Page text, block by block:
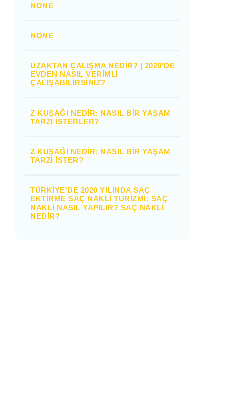
NONE
NONE
UZAKTAN ÇALIŞMA NEDIR? | 2020'DE
EVDEN NASIL VERIMLI
ÇALIŞABILIRSINIZ?
Z KUŞAĞI NEDIR: NASIL BIR YAŞAM
TARZI İSTERLER?
Z KUŞAĞI NEDIR: NASIL BIR YAŞAM
TARZI İSTER?
TÜRKIYE'DE 2020 YILINDA SAÇ
EKTIRME SAÇ NAKLI TURIZMI: SAÇ
NAKLI NASIL YAPILIR? SAÇ NAKLI
NEDIR?